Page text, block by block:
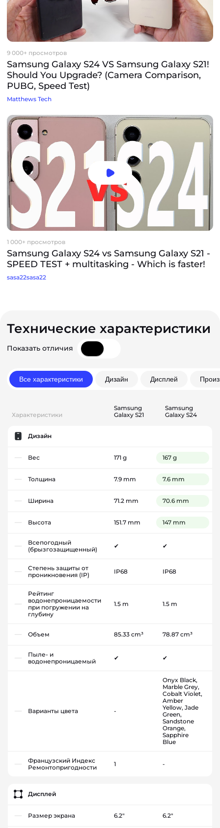
9 000+ просмотров
Samsung Galaxy S24 VS Samsung Galaxy S21!
Should You Upgrade? (Camera Comparison,
PUBG, Speed Test)
Matthews Tech
1 000+ просмотров
Samsung Galaxy S24 vs Samsung Galaxy S21 -
SPEED TEST + multitasking - Which is faster!
sasa22sasa22
Технические характеристики
Показать отличия
Все характеристики Дизайн Дисплей
Характеристики
Samsung
Galaxy S21
Samsung
Galaxy S24
Дизайн
Вес 171 g 167 g
Толщина 7.9 mm 7.6 mm
Ширина 71.2 mm 70.6 mm
Высота 151.7 mm 147 mm
Всепогодный
(брызгозащищенный)
✔ ✔
Степень защиты от
проникновения (IP)
IP68 IP68
Рейтинг
водонепроницаемости
при погружении на
глубину
1.5 m 1.5 m
Объем 85.33 cm³ 78.87 cm³
Пыле- и
водонепроницаемый
✔ ✔
Варианты цвета -
Onyx Black,
Marble Grey,
Cobalt Violet,
Amber
Yellow, Jade
Green,
Sandstone
Orange,
Sapphire
Blue
Французский Индекс
Ремонтопригодности
1 -
Дисплей
Размер экрана 6.2" 6.2"